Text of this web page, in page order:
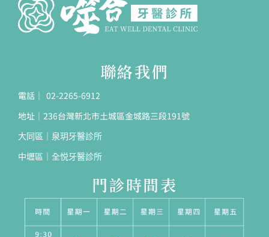
聯絡我們
電話｜ 02-2265-6912
地址｜236台灣新北市土城區金城路三段191號
大同區｜泉玥牙醫診所
中壢區｜全悦牙醫診所
門診時間表